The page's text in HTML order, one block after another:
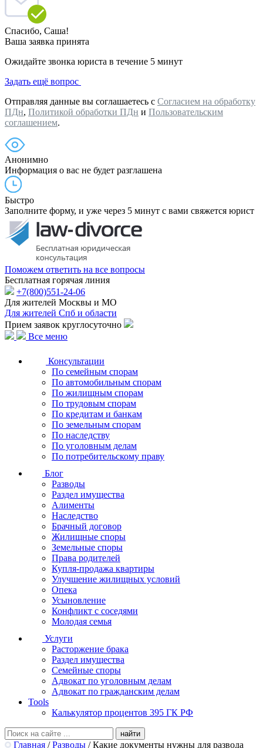
Спасибо, Саша!
Ваша заявка принята
Ожидайте звонка юриста в течение 5 минут
Задать ещё вопрос
Отправляя данные вы соглашаетесь с Согласием на обработку
ПДн, Политикой обработки ПДн и Пользовательским
соглашением.
Анонимно
Информация о вас не будет разглашена
Быстро
Заполните форму, и уже через 5 минут с вами свяжется юрист
Поможем ответить на все вопросы
Бесплатная горячая линия
+7(800)551-24-06
Для жителей Москвы и МО
Для жителей Спб и области
Прием заявок круглосуточно
Все меню
Консультации
По семейным спорам
По автомобильным спорам
По жилищным спорам
По трудовым спорам
По кредитам и банкам
По земельным спорам
По наследству
По уголовным делам
По потребительскому праву
Блог
Разводы
Раздел имущества
Алименты
Наследство
Брачный договор
Жилищные споры
Земельные споры
Права родителей
Купля-продажа квартиры
Улучшение жилищных условий
Опека
Усыновление
Конфликт с соседями
Молодая семья
Услуги
Расторжение брака
Раздел имущества
Семейные споры
Адвокат по уголовным делам
Адвокат по гражданским делам
Tools
Калькулятор процентов 395 ГК РФ
Главная / Разводы / Какие документы нужны для развода